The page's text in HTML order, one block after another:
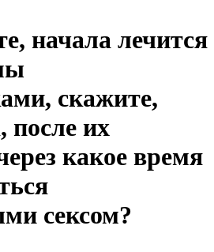
начала лечится
скажите,
после их
какое время
сексом?